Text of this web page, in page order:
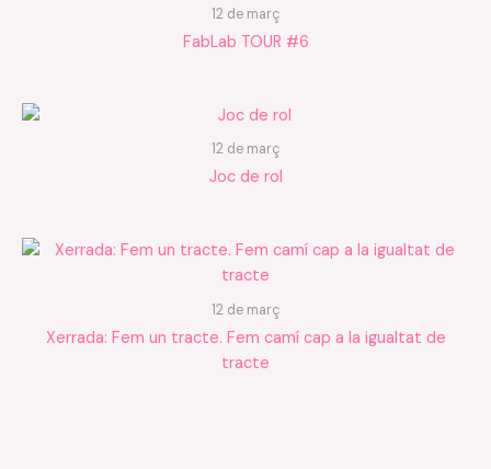
12 de març
FabLab TOUR #6
12 de març
Joc de rol
12 de març
Xerrada: Fem un tracte. Fem camí cap a la igualtat de
tracte